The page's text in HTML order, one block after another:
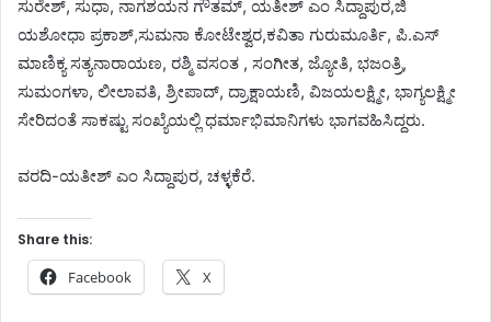
ಸುರೇಶ್, ಸುಧಾ, ನಾಗಶಯನ ಗೌತಮ್, ಯತೀಶ್ ಎಂ ಸಿದ್ದಾಪುರ,ಜಿ
ಯಶೋಧಾ ಪ್ರಕಾಶ್,ಸುಮನಾ ಕೋಟೇಶ್ವರ,ಕವಿತಾ ಗುರುಮೂರ್ತಿ, ಪಿ.ಎಸ್
ಮಾಣಿಕ್ಯ ಸತ್ಯನಾರಾಯಣ, ರಶ್ಮಿ ವಸಂತ , ಸಂಗೀತ, ಜ್ಯೋತಿ, ಭಜಂತ್ರಿ,
ಸುಮಂಗಳಾ, ಲೀಲಾವತಿ, ಶ್ರೀಪಾದ್, ದ್ರಾಕ್ಷಾಯಣಿ, ವಿಜಯಲಕ್ಷ್ಮೀ, ಭಾಗ್ಯಲಕ್ಷ್ಮೀ
ಸೇರಿದಂತೆ ಸಾಕಷ್ಟು ಸಂಖ್ಯೆಯಲ್ಲಿ ಧರ್ಮಾಭಿಮಾನಿಗಳು ಭಾಗವಹಿಸಿದ್ದರು.
ವರದಿ-ಯತೀಶ್ ಎಂ ಸಿದ್ದಾಪುರ, ಚಳ್ಳಕೆರೆ.
Share this:
Facebook X